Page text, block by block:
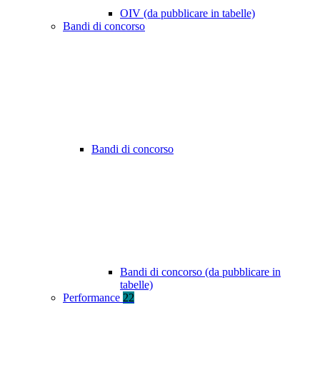
OIV (da pubblicare in tabelle)
Bandi di concorso
Bandi di concorso
Bandi di concorso (da pubblicare in
tabelle)
Performance 22